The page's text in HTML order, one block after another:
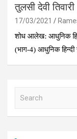
तुलसी देवी
17/03/2021
शोध आलेख: आधुनिक
(भाग-4) आधुनिक हिन्दी